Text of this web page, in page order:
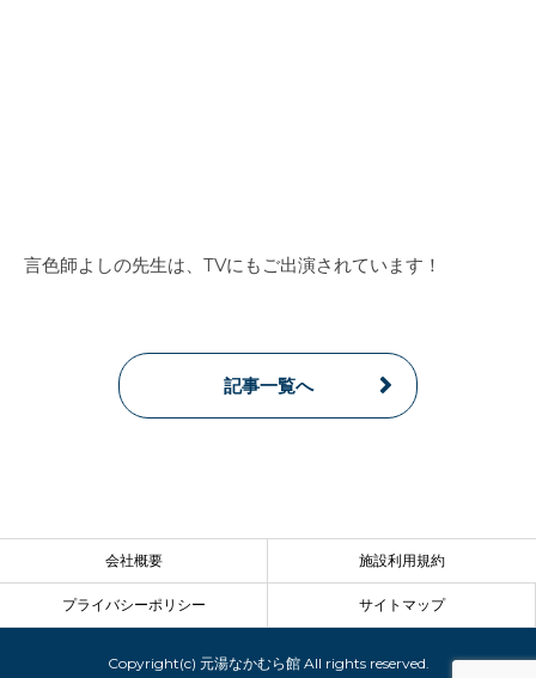
言色師よしの先生は、TVにもご出演されています！
記事一覧へ
会社概要 施設利用規約
プライバシーポリシー サイトマップ
Copyright(c) 元湯なかむら館 All rights reserved.